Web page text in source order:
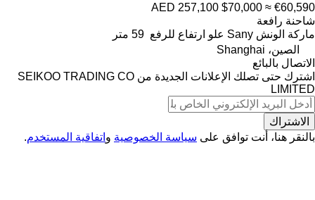
AED 257,100 $70,000 ≈ €60,590
شاحنة رافعة
ماركة الونش Sany علو ارتفاع للرفع 59 متر
الصين، Shanghai
الاتصال بالبائع
اشترك حتى تصلك الإعلانات الجديدة من SEIKOO TRADING CO
LIMITED
الاشتراك
بالنقر هنا، أنت توافق على سياسة الخصوصية و اتفاقية المستخدم.